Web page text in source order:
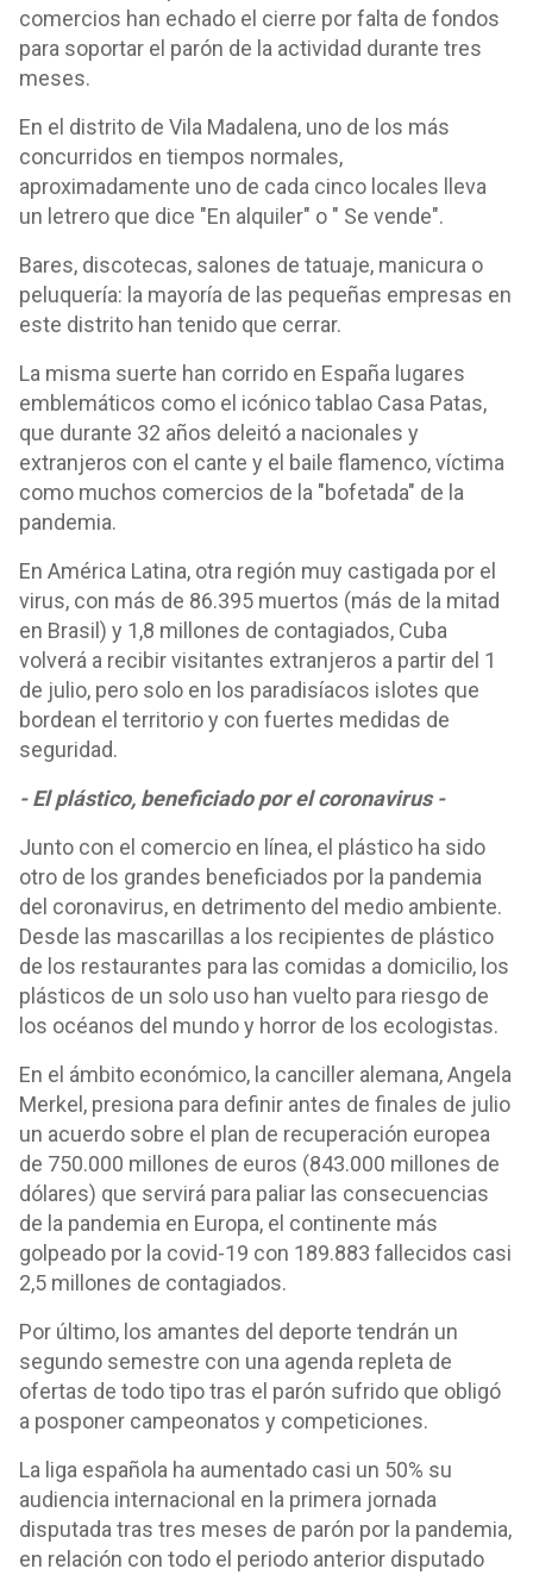
comercios han echado el cierre por falta de fondos
para soportar el parón de la actividad durante tres
meses.
En el distrito de Vila Madalena, uno de los más
concurridos en tiempos normales,
aproximadamente uno de cada cinco locales lleva
un letrero que dice "En alquiler" o " Se vende".
Bares, discotecas, salones de tatuaje, manicura o
peluquería: la mayoría de las pequeñas empresas en
este distrito han tenido que cerrar.
La misma suerte han corrido en España lugares
emblemáticos como el icónico tablao Casa Patas,
que durante 32 años deleitó a nacionales y
extranjeros con el cante y el baile flamenco, víctima
como muchos comercios de la "bofetada" de la
pandemia.
En América Latina, otra región muy castigada por el
virus, con más de 86.395 muertos (más de la mitad
en Brasil) y 1,8 millones de contagiados, Cuba
volverá a recibir visitantes extranjeros a partir del 1
de julio, pero solo en los paradisíacos islotes que
bordean el territorio y con fuertes medidas de
seguridad.
- El plástico, beneficiado por el coronavirus -
Junto con el comercio en línea, el plástico ha sido
otro de los grandes beneficiados por la pandemia
del coronavirus, en detrimento del medio ambiente.
Desde las mascarillas a los recipientes de plástico
de los restaurantes para las comidas a domicilio, los
plásticos de un solo uso han vuelto para riesgo de
los océanos del mundo y horror de los ecologistas.
En el ámbito económico, la canciller alemana, Angela
Merkel, presiona para definir antes de finales de julio
un acuerdo sobre el plan de recuperación europea
de 750.000 millones de euros (843.000 millones de
dólares) que servirá para paliar las consecuencias
de la pandemia en Europa, el continente más
golpeado por la covid-19 con 189.883 fallecidos casi
2,5 millones de contagiados.
Por último, los amantes del deporte tendrán un
segundo semestre con una agenda repleta de
ofertas de todo tipo tras el parón sufrido que obligó
a posponer campeonatos y competiciones.
La liga española ha aumentado casi un 50% su
audiencia internacional en la primera jornada
disputada tras tres meses de parón por la pandemia,
en relación con todo el periodo anterior disputado